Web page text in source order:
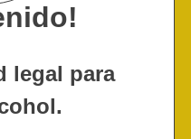
legal para